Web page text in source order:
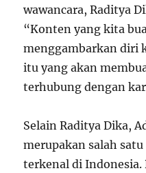
wawancara, Raditya
“Konten yang kita
menggambarkan diri
itu yang akan
terhubung dengan
Selain Raditya Dika,
merupakan salah
terkenal di